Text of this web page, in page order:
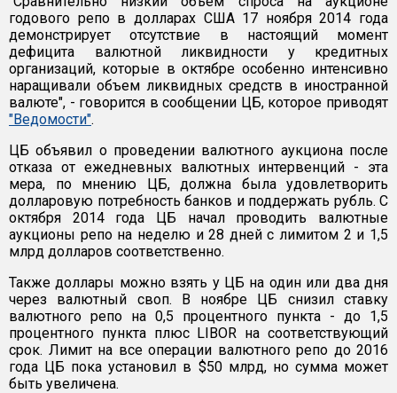
годового репо в долларах США 17 ноября 2014 года
демонстрирует отсутствие в настоящий момент
дефицита валютной ликвидности у кредитных
организаций, которые в октябре особенно интенсивно
наращивали объем ликвидных средств в иностранной
валюте", - говорится в сообщении ЦБ, которое приводят
"Ведомости".
ЦБ объявил о проведении валютного аукциона после
отказа от ежедневных валютных интервенций - эта
мера, по мнению ЦБ, должна была удовлетворить
долларовую потребность банков и поддержать рубль. С
октября 2014 года ЦБ начал проводить валютные
аукционы репо на неделю и 28 дней с лимитом 2 и 1,5
млрд долларов соответственно.
Также доллары можно взять у ЦБ на один или два дня
через валютный своп. В ноябре ЦБ снизил ставку
валютного репо на 0,5 процентного пункта - до 1,5
процентного пункта плюс LIBOR на соответствующий
срок. Лимит на все операции валютного репо до 2016
года ЦБ пока установил в $50 млрд, но сумма может
быть увеличена.